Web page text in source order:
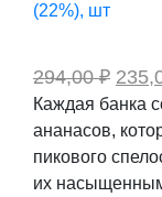
(22%), шт
294,00₽
Каждая банка
ананасов,
пикового
их